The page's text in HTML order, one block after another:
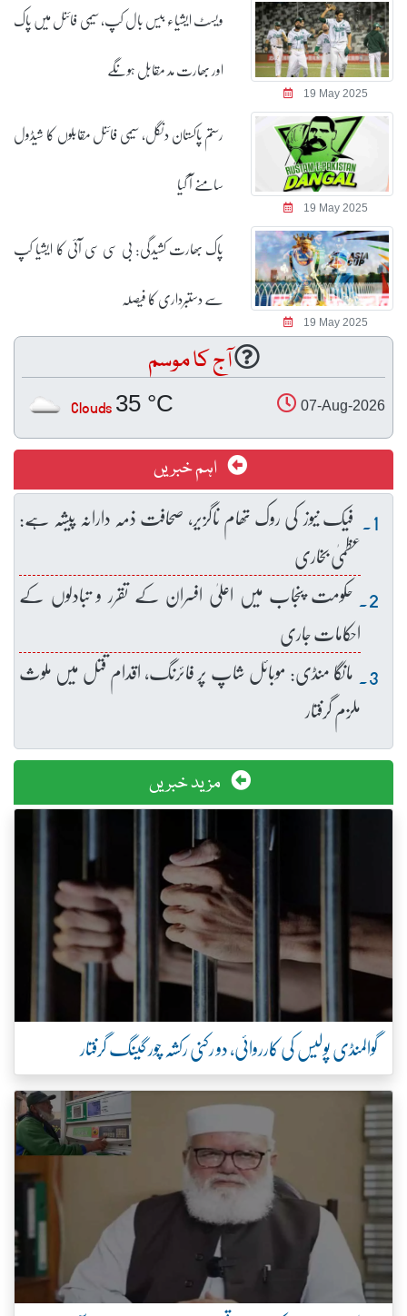
19 May 2025
ویسٹ ایشیاء بیس بال کپ، سیمی فائنل میں پاک
اور بھارت مد مقابل ہونگے
19 May 2025
رستم پاکستان دنگل، سیمی فائنل مقابلوں کا شیڈول
سامنے آ گیا
19 May 2025
پاک بھارت کشیدگی: بی سی سی آئی کا ایشیا کپ
سے دستبرداری کا فیصلہ
آج کا موسم
07-Aug-2026
35 °C
Clouds
اہم خبریں
فیک نیوز کی روک تھام ناگزیر، صحافت ذمہ دارانہ پیشہ ہے:
عظمیٰ بخاری
حکومت پنجاب میں اعلیٰ افسران کے تقرر و تبادلوں کے
احکامات جاری
مانگا منڈی: موبائل شاپ پر فائرنگ، اقدام قتل میں ملوث
ملزم گرفتار
مزید خبریں
گوالمنڈی پولیس کی کارروائی، دو رکنی رکشہ چور گینگ گرفتار